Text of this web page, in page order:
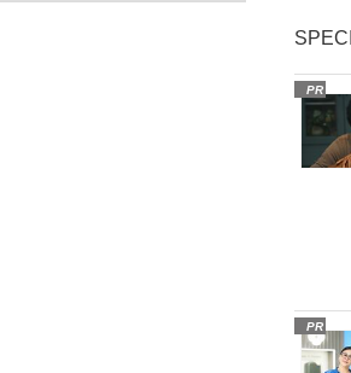
PR
PR